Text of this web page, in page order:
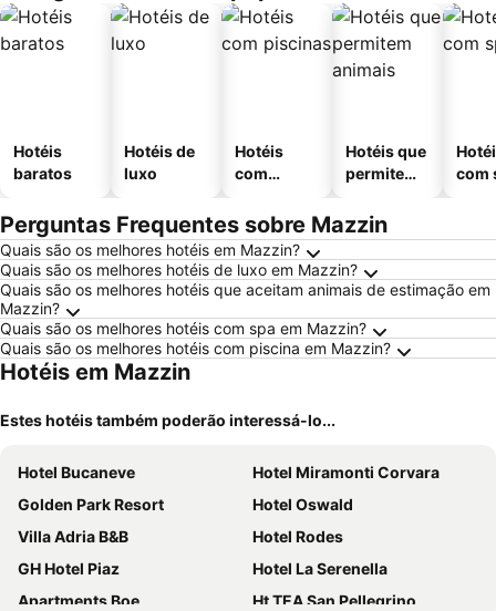
Hotéis
baratos
Hotéis de
luxo
Hotéis
com
Hotéis que
permitem
com
Perguntas Frequentes sobre Mazzin
Quais são os melhores hotéis em Mazzin?
Quais são os melhores hotéis de luxo em Mazzin?
Quais são os melhores hotéis que aceitam animais de estimação em
Mazzin?
Quais são os melhores hotéis com spa em Mazzin?
Quais são os melhores hotéis com piscina em Mazzin?
Hotéis em Mazzin
Estes hotéis também poderão interessá-lo...
Hotel Bucaneve
Hotel Miramonti Corvara
Golden Park Resort
Hotel Oswald
Villa Adria B&B
Hotel Rodes
GH Hotel Piaz
Hotel La Serenella
Apartments Boe
Ht TEA San Pellegrino